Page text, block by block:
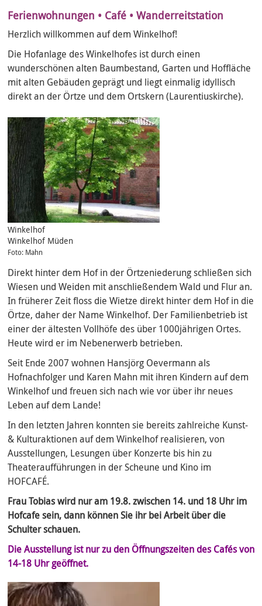
Ferienwohnungen • Café • Wanderreitstation
Herzlich willkommen auf dem Winkelhof!
Die Hofanlage des Winkelhofes ist durch einen
wunderschönen alten Baumbestand, Garten und Hoffläche
mit alten Gebäuden geprägt und liegt einmalig idyllisch
direkt an der Örtze und dem Ortskern (Laurentiuskirche).
Winkelhof
Winkelhof Müden
Foto: Mahn
Direkt hinter dem Hof in der Örtzeniederung schließen sich
Wiesen und Weiden mit anschließendem Wald und Flur an.
In früherer Zeit floss die Wietze direkt hinter dem Hof in die
Örtze, daher der Name Winkelhof. Der Familienbetrieb ist
einer der ältesten Vollhöfe des über 1000jährigen Ortes.
Heute wird er im Nebenerwerb betrieben.
Seit Ende 2007 wohnen Hansjörg Oevermann als
Hofnachfolger und Karen Mahn mit ihren Kindern auf dem
Winkelhof und freuen sich nach wie vor über ihr neues
Leben auf dem Lande!
In den letzten Jahren konnten sie bereits zahlreiche Kunst-
& Kulturaktionen auf dem Winkelhof realisieren, von
Ausstellungen, Lesungen über Konzerte bis hin zu
Theateraufführungen in der Scheune und Kino im
HOFCAFÉ.
Frau Tobias wird nur am 19.8. zwischen 14. und 18 Uhr im
Hofcafe sein, dann können Sie ihr bei Arbeit über die
Schulter schauen.
Die Ausstellung ist nur zu den Öffnungszeiten des Cafés von
14-18 Uhr geöffnet.